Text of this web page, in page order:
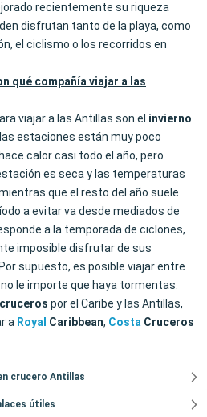
recientemente su riqueza
disfrutan tanto de la playa, como
el ciclismo o los recorridos en
qué compañía viajar a las
viajar a las Antillas son el invierno
las estaciones están muy poco
calor casi todo el año, pero
es seca y las temperaturas
que el resto del año suele
a evitar va desde mediados de
a la temporada de ciclones,
imposible disfrutar de sus
supuesto, es posible viajar entre
le importe que haya tormentas.
cruceros por el Caribe y las Antillas,
a Royal Caribbean, Costa Cruceros
crucero Antillas
útiles